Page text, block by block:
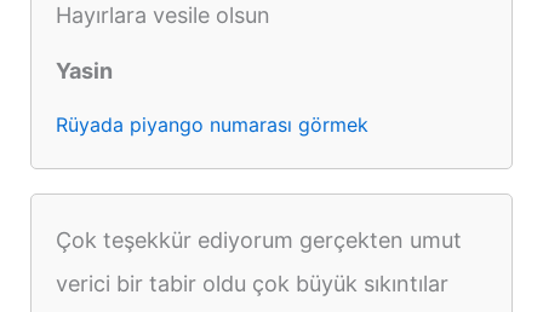
Hayırlara vesile olsun
Yasin
Rüyada piyango numarası görmek
Çok teşekkür ediyorum gerçekten umut
verici bir tabir oldu çok büyük sıkıntılar